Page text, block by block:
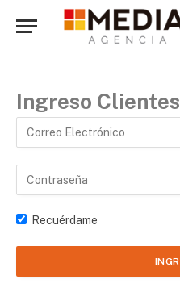
Ingreso Clientes
Recuérdame